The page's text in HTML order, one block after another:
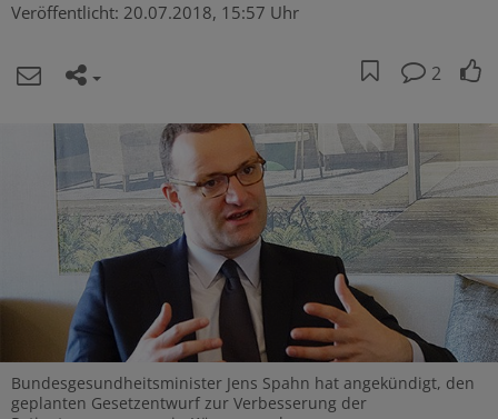
Veröffentlicht: 20.07.2018, 15:57 Uhr
2
Bundesgesundheitsminister Jens Spahn hat angekündigt, den
geplanten Gesetzentwurf zur Verbesserung der